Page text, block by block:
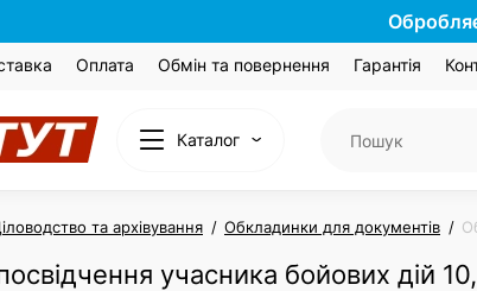
Оплата Обмін та повернення Гарантія
Каталог
та архівування Обкладинки для документів
учасника бойових дій